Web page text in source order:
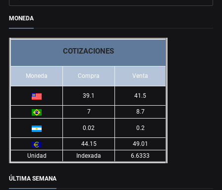
MONEDA
COTIZACIONES
Moneda Compra Venta
39.1 41.5
7 8.7
0.02 0.2
44.15
49.01
Unidad
Indexada 6.6333
ÚLTIMA SEMANA